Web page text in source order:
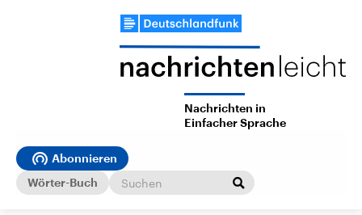
Nachrichten in
Einfacher Sprache
Abonnieren
Wörter-Buch